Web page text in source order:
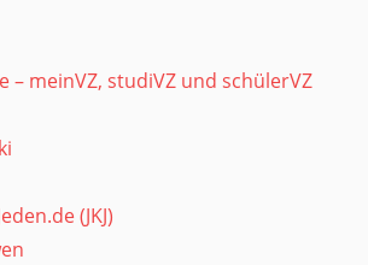
– meinVZ, studiVZ und schülerVZ
(JKJ)